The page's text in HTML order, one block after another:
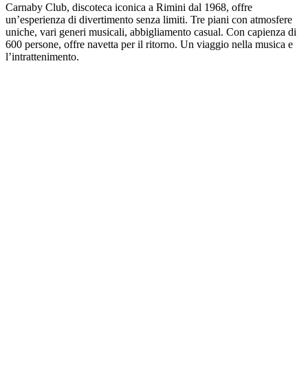
Carnaby Club, discoteca iconica a Rimini dal 1968, offre
un’esperienza di divertimento senza limiti. Tre piani con atmosfere
uniche, vari generi musicali, abbigliamento casual. Con capienza di
600 persone, offre navetta per il ritorno. Un viaggio nella musica e
l’intrattenimento.